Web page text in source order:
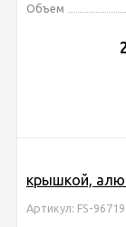
Объем
крышкой,
Артикул: FS-96719